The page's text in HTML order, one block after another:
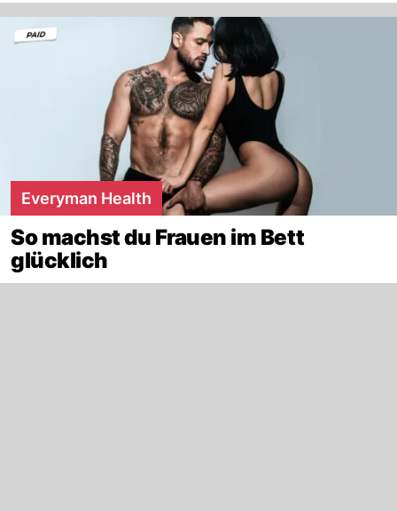
Everyman Health
So machst du Frauen im Bett
glücklich